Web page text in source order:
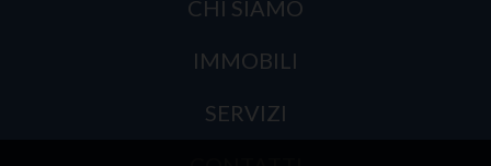
CHI SIAMO
IMMOBILI
SERVIZI